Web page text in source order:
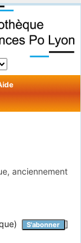
anciennement
S'abonner ]